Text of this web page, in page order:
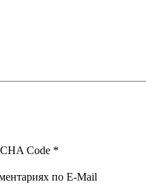
Code *
по E-Mail